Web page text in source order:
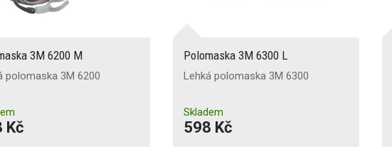
3M 6200 M
polomaska 3M 6200
Kč
Polomaska 3M 6300 L
Lehká polomaska 3M 6300
Skladem
598 Kč